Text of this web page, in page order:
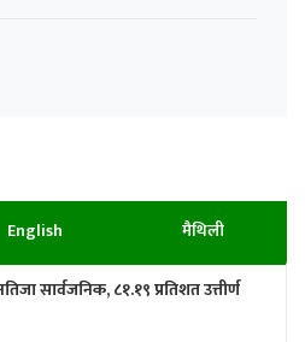
English मैथिली
सार्वजनिक, ८१.१९ प्रतिशत उत्तीर्ण